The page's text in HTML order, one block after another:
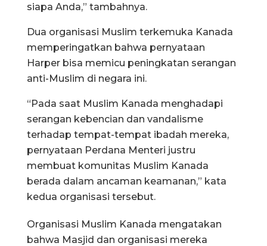
siapa Anda,” tambahnya.
Dua organisasi Muslim terkemuka Kanada
memperingatkan bahwa pernyataan
Harper bisa memicu peningkatan serangan
anti-Muslim di negara ini.
“Pada saat Muslim Kanada menghadapi
serangan kebencian dan vandalisme
terhadap tempat-tempat ibadah mereka,
pernyataan Perdana Menteri justru
membuat komunitas Muslim Kanada
berada dalam ancaman keamanan,” kata
kedua organisasi tersebut.
Organisasi Muslim Kanada mengatakan
bahwa Masjid dan organisasi mereka